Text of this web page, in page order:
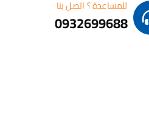
للمساعدة ؟ اتصل بنا
0932699688